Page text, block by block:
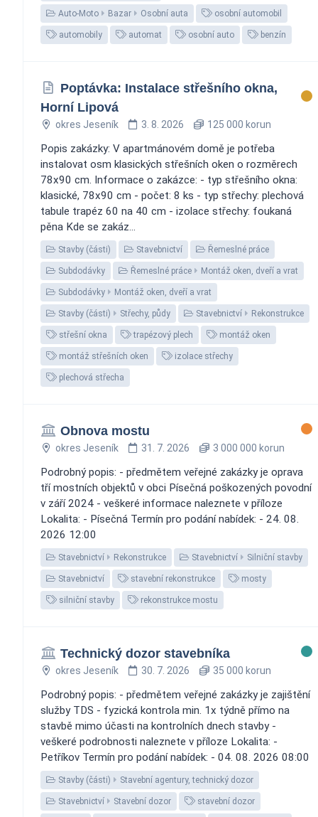
Auto-Moto Bazar Osobní auta osobní automobil
automobily automat osobní auto benzín
Poptávka: Instalace střešního okna,
Horní Lipová
okres Jeseník 3. 8. 2026 125 000 korun
Popis zakázky: V apartmánovém domě je potřeba
instalovat osm klasických střešních oken o rozměrech
78x90 cm. Informace o zakázce: - typ střešního okna:
klasické, 78x90 cm - počet: 8 ks - typ střechy: plechová
tabule trapéz 60 na 40 cm - izolace střechy: foukaná
pěna Kde se zakáz...
Stavby (části) Stavebnictví Řemeslné práce
Subdodávky Řemeslné práce Montáž oken, dveří a vrat
Subdodávky Montáž oken, dveří a vrat
Stavby (části) Střechy, půdy Stavebnictví Rekonstrukce
střešní okna trapézový plech montáž oken
montáž střešních oken izolace střechy
plechová střecha
Obnova mostu
okres Jeseník 31. 7. 2026 3 000 000 korun
Podrobný popis: - předmětem veřejné zakázky je oprava
tří mostních objektů v obci Písečná poškozených povodní
v září 2024 - veškeré informace naleznete v příloze
Lokalita: - Písečná Termín pro podání nabídek: - 24. 08.
2026 12:00
Stavebnictví Rekonstrukce Stavebnictví Silniční stavby
Stavebnictví stavební rekonstrukce mosty
silniční stavby rekonstrukce mostu
Technický dozor stavebníka
okres Jeseník 30. 7. 2026 35 000 korun
Podrobný popis: - předmětem veřejné zakázky je zajištění
služby TDS - fyzická kontrola min. 1x týdně přímo na
stavbě mimo účasti na kontrolních dnech stavby -
veškeré podrobnosti naleznete v příloze Lokalita: -
Petříkov Termín pro podání nabídek: - 04. 08. 2026 08:00
Stavby (části) Stavební agentury, technický dozor
Stavebnictví Stavební dozor stavební dozor